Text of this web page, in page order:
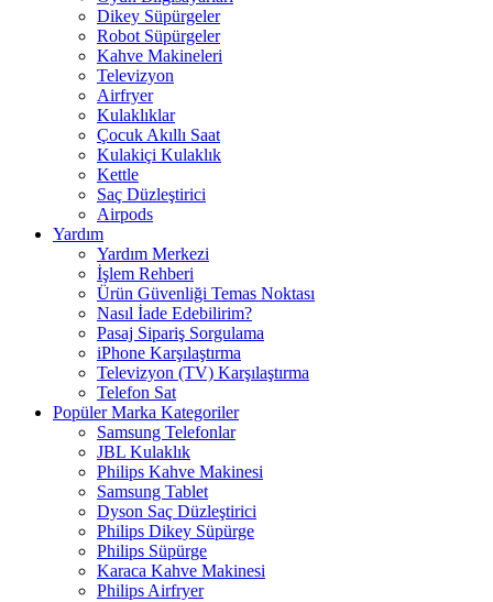
Dikey Süpürgeler
Robot Süpürgeler
Kahve Makineleri
Televizyon
Airfryer
Kulaklıklar
Çocuk Akıllı Saat
Kulakiçi Kulaklık
Kettle
Saç Düzleştirici
Airpods
Yardım
Yardım Merkezi
İşlem Rehberi
Ürün Güvenliği Temas Noktası
Nasıl İade Edebilirim?
Pasaj Sipariş Sorgulama
iPhone Karşılaştırma
Televizyon (TV) Karşılaştırma
Telefon Sat
Popüler Marka Kategoriler
Samsung Telefonlar
JBL Kulaklık
Philips Kahve Makinesi
Samsung Tablet
Dyson Saç Düzleştirici
Philips Dikey Süpürge
Philips Süpürge
Karaca Kahve Makinesi
Philips Airfryer